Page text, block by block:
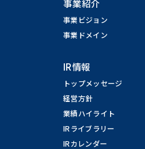
事業紹介
事業ビジョン
事業ドメイン
IR情報
トップメッセージ
経営方針
業績ハイライト
IRライブラリー
IRカレンダー